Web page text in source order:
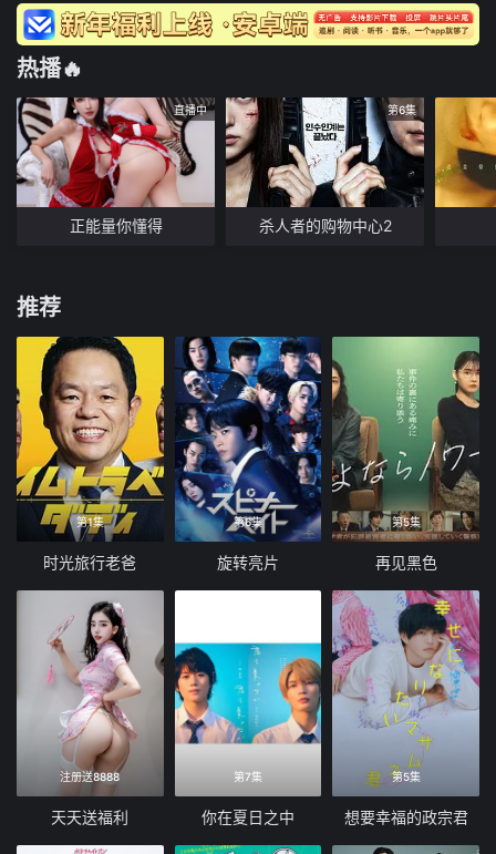
热播🔥
直播中
正能量你懂得
第6集
杀人者的购物中心2
推荐
第1集
时光旅行老爸
第6集
旋转亮片
第5集
再见黑色
注册送8888
天天送福利
第7集
你在夏日之中
第5集
想要幸福的政宗君